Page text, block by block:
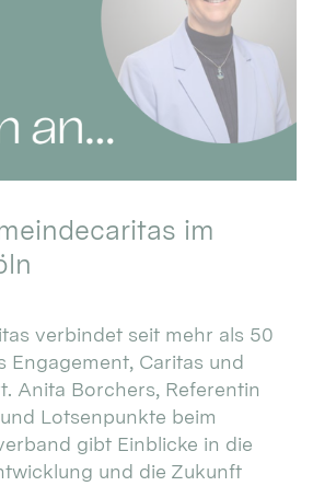
im
verbindet seit mehr als 50
Engagement, Caritas und
Anita Borchers, Referentin
Lotsenpunkte beim
gibt Einblicke in die
und die Zukunft